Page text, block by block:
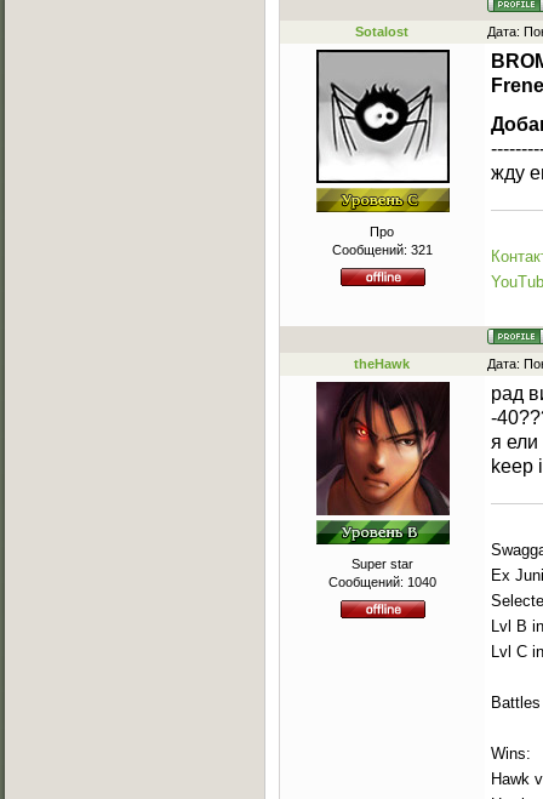
Sotalost Дата:
Про
Сообщений: 321
жду
theHawk Дата:
Super star
Сообщений: 1040
рад
-
я
keep
Ex
Lvl B
Lvl C
Battles
Wins:
Hawk